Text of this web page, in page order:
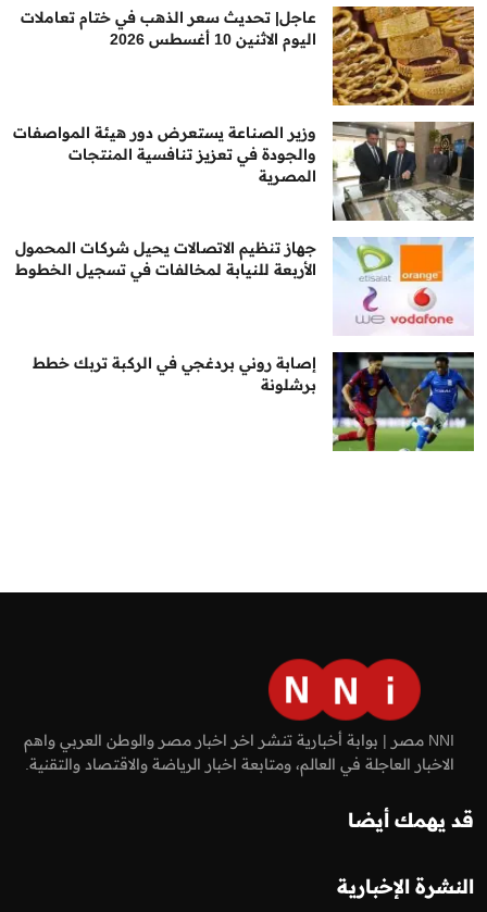
عاجل| تحديث سعر الذهب في ختام تعاملات
اليوم الاثنين 10 أغسطس 2026
وزير الصناعة يستعرض دور هيئة المواصفات
والجودة في تعزيز تنافسية المنتجات
المصرية
جهاز تنظيم الاتصالات يحيل شركات المحمول
الأربعة للنيابة لمخالفات في تسجيل الخطوط
إصابة روني بردغجي في الركبة تربك خطط
برشلونة
NNI مصر | بوابة أخبارية تنشر اخر اخبار مصر والوطن العربي واهم
الاخبار العاجلة في العالم، ومتابعة اخبار الرياضة والاقتصاد والتقنية.
قد يهمك أيضا
النشرة الإخبارية